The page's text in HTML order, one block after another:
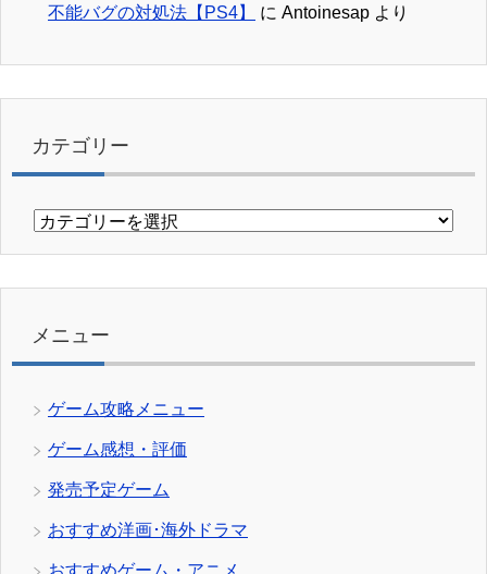
不能バグの対処法【PS4】
に Antoinesap より
カテゴリー
カ
リ
メニュー
ゲーム攻略メニュー
ゲーム感想・評価
発売予定ゲーム
おすすめ洋画･海外ドラマ
おすすめゲーム・アニメ